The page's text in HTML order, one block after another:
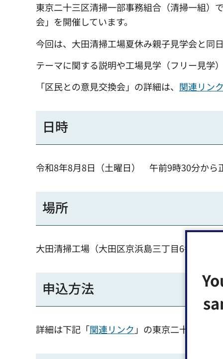
東京二十三区清掃一部事務組合（清掃一組）
会」を開催しています。
今回は、大田清掃工場夏休み親子見学会と同日
テーマに関する説明や工場見学（フリー見学
「区民との意見交換会」の詳細は、 関連リンク
日時
令和8年8月8日（土曜日） 午前9時30分から
場所
大田清掃工場（大田区京浜島三丁目6番1号）
申込方法
詳細は下記「関連リンク 」の東京二十三区清